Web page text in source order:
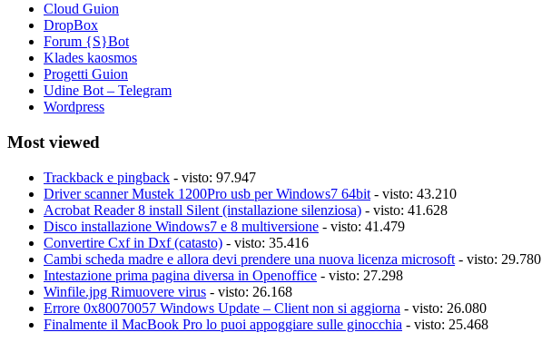
Cloud Guion
DropBox
Forum {S}Bot
Klades kaosmos
Progetti Guion
Udine Bot – Telegram
Wordpress
Most viewed
Trackback e pingback - visto: 97.947
Driver scanner Mustek 1200Pro usb per Windows7 64bit - visto: 43.210
Acrobat Reader 8 install Silent (installazione silenziosa) - visto: 41.628
Disco installazione Windows7 e 8 multiversione - visto: 41.479
Convertire Cxf in Dxf (catasto) - visto: 35.416
Cambi scheda madre e allora devi prendere una nuova licenza microsoft - visto: 29.780
Intestazione prima pagina diversa in Openoffice - visto: 27.298
Winfile.jpg Rimuovere virus - visto: 26.168
Errore 0x80070057 Windows Update – Client non si aggiorna - visto: 26.080
Finalmente il MacBook Pro lo puoi appoggiare sulle ginocchia - visto: 25.468